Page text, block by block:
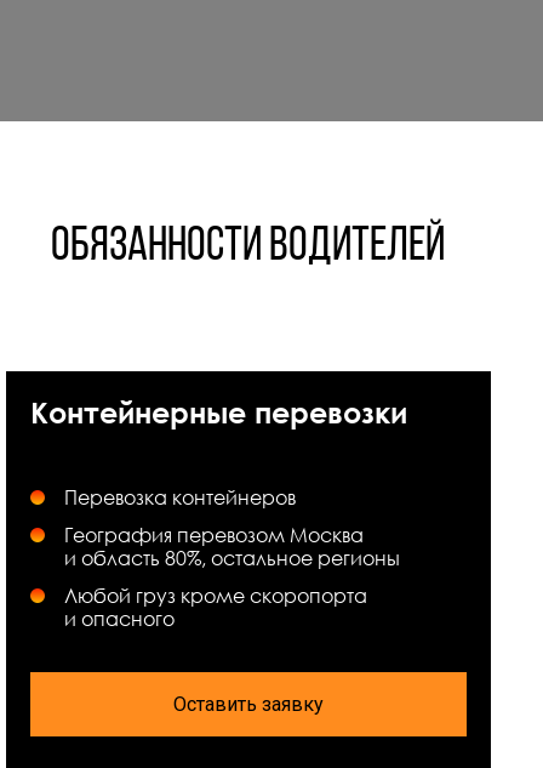
Обязанности водителей
Оставить заявку
Любой груз кроме скоропорта
и опасного
География перевозом Москва
и область 80%, остальное регионы
Перевозка контейнеров
Контейнерные перевозки